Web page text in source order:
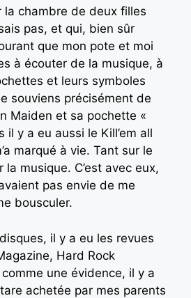
la chambre de deux filles
pas, et qui, bien sûr
que mon pote et moi
à écouter de la musique, à
et leurs symboles
souviens précisément de
Maiden et sa pochette «
il y a eu aussi le Kill’em all
marqué à vie. Tant sur le
musique. C’est avec eux,
pas envie de me
bousculer.
il y a eu les revues
Hard Rock
une évidence, il y a
achetée par mes parents